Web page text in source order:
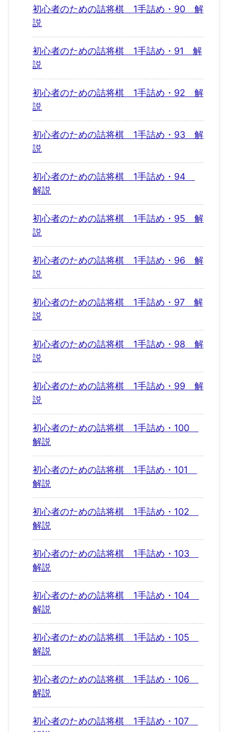
初心者のための詰将棋 1手詰め・90 解
説
初心者のための詰将棋 1手詰め・91 解
説
初心者のための詰将棋 1手詰め・92 解
説
初心者のための詰将棋 1手詰め・93 解
説
初心者のための詰将棋 1手詰め・94
解説
初心者のための詰将棋 1手詰め・95 解
説
初心者のための詰将棋 1手詰め・96 解
説
初心者のための詰将棋 1手詰め・97 解
説
初心者のための詰将棋 1手詰め・98 解
説
初心者のための詰将棋 1手詰め・99 解
説
初心者のための詰将棋 1手詰め・100
解説
初心者のための詰将棋 1手詰め・101
解説
初心者のための詰将棋 1手詰め・102
解説
初心者のための詰将棋 1手詰め・103
解説
初心者のための詰将棋 1手詰め・104
解説
初心者のための詰将棋 1手詰め・105
解説
初心者のための詰将棋 1手詰め・106
解説
初心者のための詰将棋 1手詰め・107